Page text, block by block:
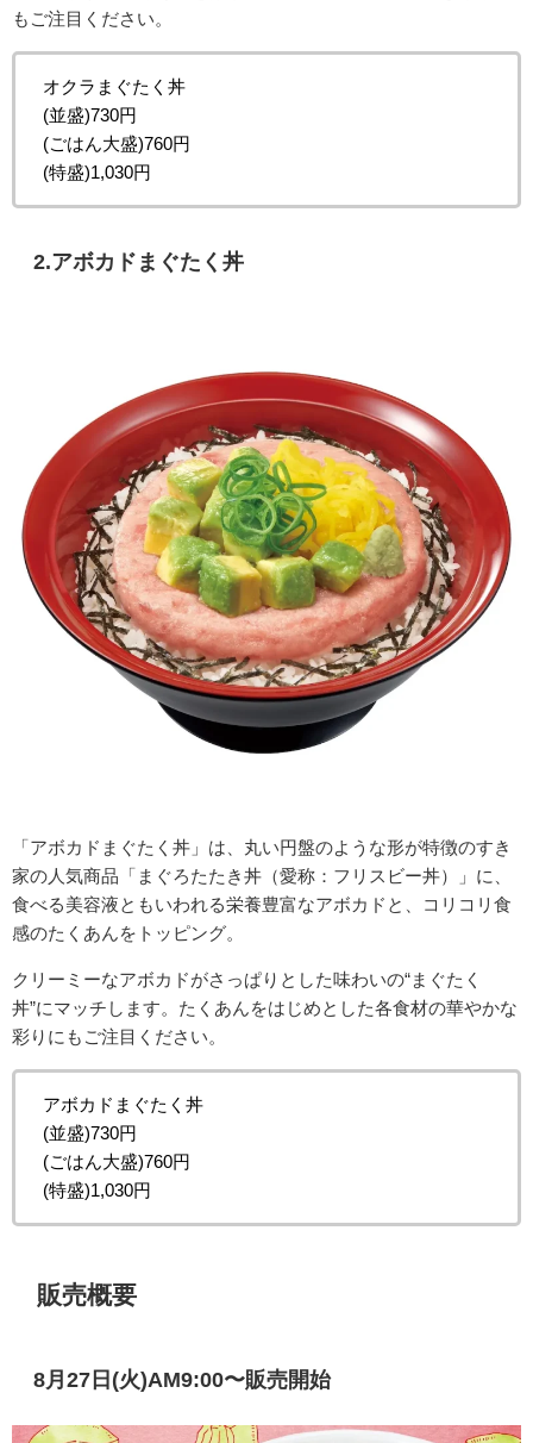
もご注目ください。
オクラまぐたく丼
(並盛)730円
(ごはん大盛)760円
(特盛)1,030円
2.アボカドまぐたく丼
「アボカドまぐたく丼」は、丸い円盤のような形が特徴のすき
家の人気商品「まぐろたたき丼（愛称：フリスビー丼）」に、
食べる美容液ともいわれる栄養豊富なアボカドと、コリコリ食
感のたくあんをトッピング。
クリーミーなアボカドがさっぱりとした味わいの“まぐたく
丼”にマッチします。たくあんをはじめとした各食材の華やかな
彩りにもご注目ください。
アボカドまぐたく丼
(並盛)730円
(ごはん大盛)760円
(特盛)1,030円
販売概要
8月27日(火)AM9:00〜販売開始